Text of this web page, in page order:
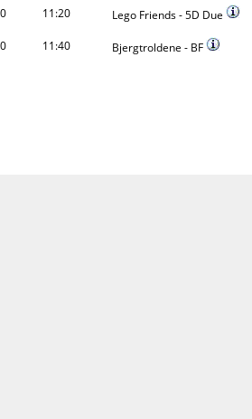
11:20
Lego Friends - 5D Due
11:40 Bjergtroldene - BF